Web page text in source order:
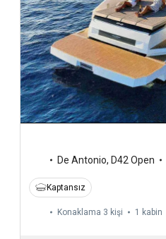
De Antonio, D42 Open
Kaptansız
Konaklama 3 kişi 1 kabin